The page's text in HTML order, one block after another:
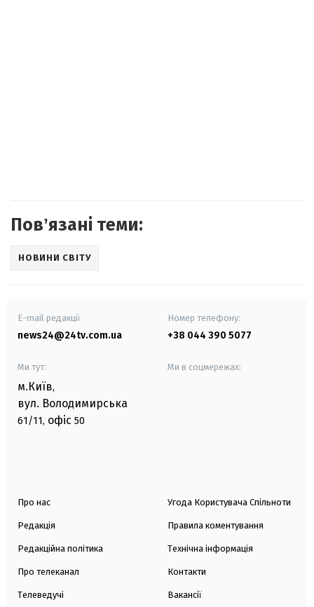
Повʼязані теми:
НОВИНИ СВІТУ
E-mail редакції
news24@24tv.com.ua
Номер телефону:
+38 044 390 5077
Ми тут:
м.Київ,
вул. Володимирська
61/11, офіс 50
Ми в соцмережах:
Про нас
Редакція
Редакційна політика
Про телеканал
Телеведучі
Угода Користувача Спільноти
Правила коментування
Технічна інформація
Контакти
Вакансії